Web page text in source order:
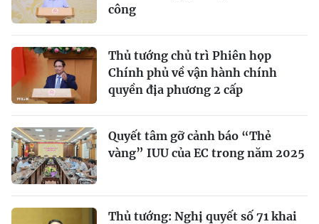
công
Thủ tướng chủ trì Phiên họp
Chính phủ về vận hành chính
quyền địa phương 2 cấp
Quyết tâm gỡ cảnh báo “Thẻ
vàng” IUU của EC trong năm 2025
Thủ tướng: Nghị quyết số 71 khai